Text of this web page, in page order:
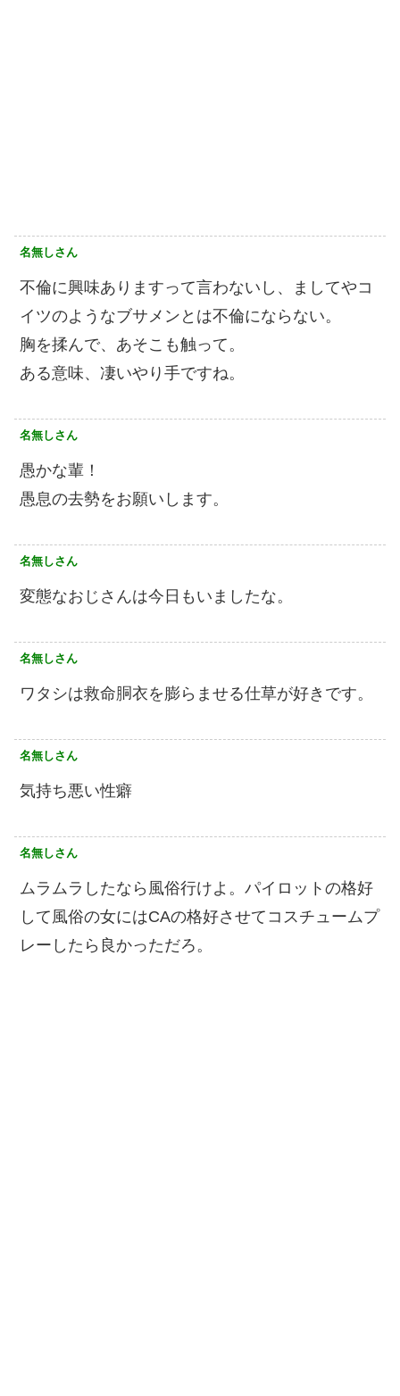
名無しさん
不倫に興味ありますって言わないし、ましてやコ
イツのようなブサメンとは不倫にならない。
胸を揉んで、あそこも触って。
ある意味、凄いやり手ですね。
名無しさん
愚かな輩！
愚息の去勢をお願いします。
名無しさん
変態なおじさんは今日もいましたな。
名無しさん
ワタシは救命胴衣を膨らませる仕草が好きです。
名無しさん
気持ち悪い性癖
名無しさん
ムラムラしたなら風俗行けよ。パイロットの格好
して風俗の女にはCAの格好させてコスチュームプ
レーしたら良かっただろ。